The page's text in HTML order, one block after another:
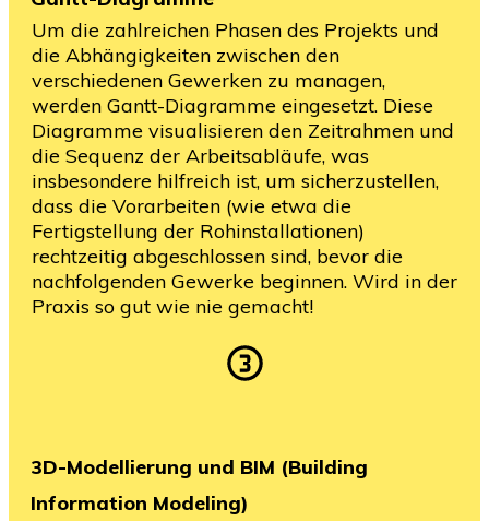
Um die zahlreichen Phasen des Projekts und
die Abhängigkeiten zwischen den
verschiedenen Gewerken zu managen,
werden Gantt-Diagramme eingesetzt. Diese
Diagramme visualisieren den Zeitrahmen und
die Sequenz der Arbeitsabläufe, was
insbesondere hilfreich ist, um sicherzustellen,
dass die Vorarbeiten (wie etwa die
Fertigstellung der Rohinstallationen)
rechtzeitig abgeschlossen sind, bevor die
nachfolgenden Gewerke beginnen. Wird in der
Praxis so gut wie nie gemacht!
3D-Modellierung und BIM (Building
Information Modeling)